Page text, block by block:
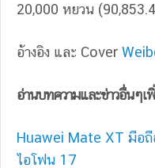
20,000 หยวน
อ้างอิง และ Cover
อ่านบทความและข่าวอื่นๆเ
Huawei Mate XT มือ
ไอโฟน 17